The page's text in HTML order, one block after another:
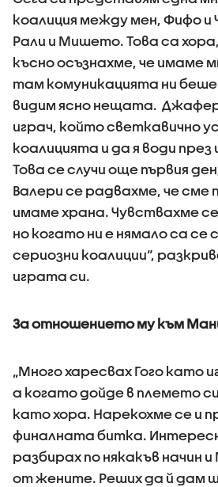
коалиция между мен, Фифо и
Рали и Мишето. Това са
късно осъзнахме, че имаме
там комуникацията ни
видим ясно нещата.
играч, който светкавично
коалицията и да я води
Това се случи още първия
Валери се радвахме, че сме
имаме храна. Чувствахме
но когато ни е нямало са се
сериозни коалиции“,
играта си.
За отношението му към
„Много харесвах Гого като
а когато дойде в племето
като хора. Нарекохме се и
финалната битка.
разбирах по някакъв начин
от жените. Реших да й дам